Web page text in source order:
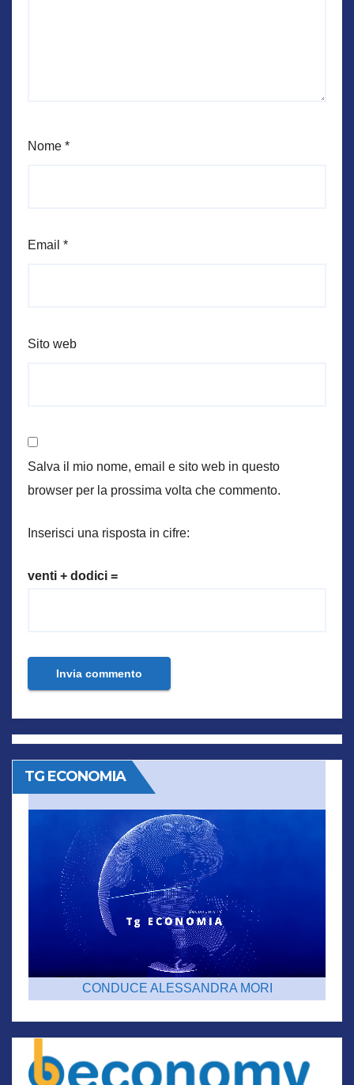
Nome *
Email *
Sito web
Salva il mio nome, email e sito web in questo
browser per la prossima volta che commento.
Inserisci una risposta in cifre:
venti + dodici =
TG ECONOMIA
CONDUCE ALESSANDRA MORI